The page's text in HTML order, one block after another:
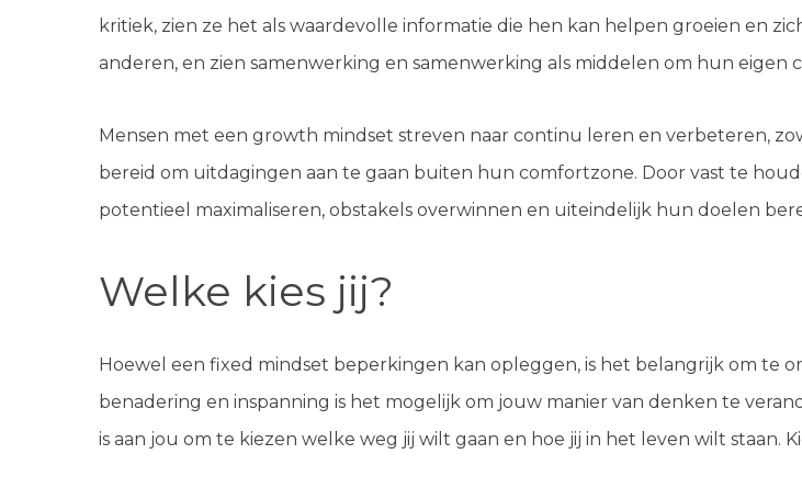
kritiek, zien ze het als waardevolle informatie die hen kan helpen groeien en
anderen, en zien samenwerking en samenwerking als middelen om hun eigen
Mensen met een growth mindset streven naar continu leren en verbeteren,
bereid om uitdagingen aan te gaan buiten hun comfortzone. Door vast te
potentieel maximaliseren, obstakels overwinnen en uiteindelijk hun doelen
Welke kies jij?
Hoewel een fixed mindset beperkingen kan opleggen, is het belangrijk om te
benadering en inspanning is het mogelijk om jouw manier van denken te
is aan jou om te kiezen welke weg jij wilt gaan en hoe jij in het leven wilt staan.